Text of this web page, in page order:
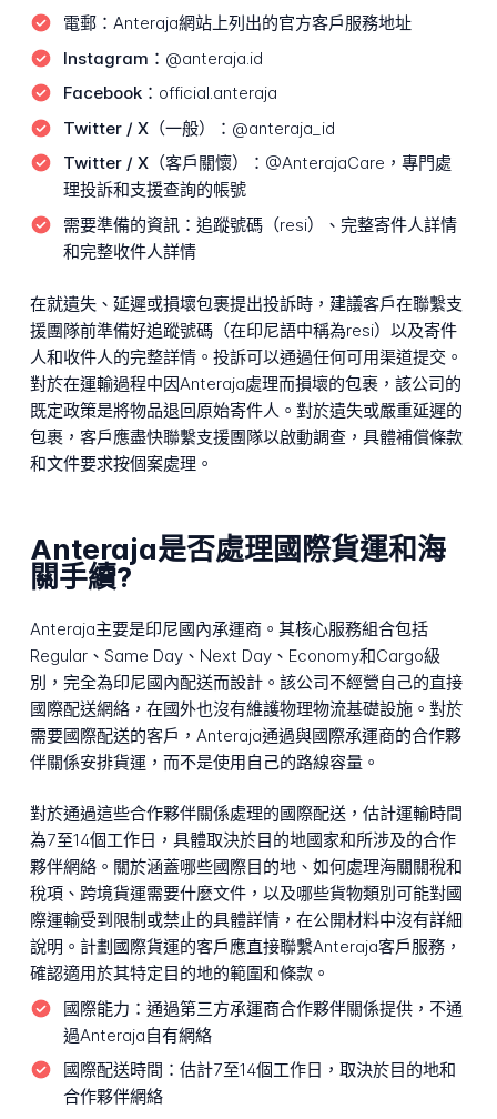
電郵： Anteraja網站上列出的官方客戶服務地址
Instagram： @anteraja.id
Facebook： official.anteraja
Twitter / X（一般）： @anteraja_id
Twitter / X（客戶關懷）： @AnterajaCare，專門處
理投訴和支援查詢的帳號
需要準備的資訊： 追蹤號碼（resi）、完整寄件人詳情
和完整收件人詳情
在就遺失、延遲或損壞包裹提出投訴時，建議客戶在聯繫支
援團隊前準備好追蹤號碼（在印尼語中稱為resi）以及寄件
人和收件人的完整詳情。投訴可以通過任何可用渠道提交。
對於在運輸過程中因Anteraja處理而損壞的包裹，該公司的
既定政策是將物品退回原始寄件人。對於遺失或嚴重延遲的
包裹，客戶應盡快聯繫支援團隊以啟動調查，具體補償條款
和文件要求按個案處理。
Anteraja是否處理國際貨運和海
關手續?
Anteraja主要是印尼國內承運商。其核心服務組合包括
Regular、Same Day、Next Day、Economy和Cargo級
別，完全為印尼國內配送而設計。該公司不經營自己的直接
國際配送網絡，在國外也沒有維護物理物流基礎設施。對於
需要國際配送的客戶，Anteraja通過與國際承運商的合作夥
伴關係安排貨運，而不是使用自己的路線容量。
對於通過這些合作夥伴關係處理的國際配送，估計運輸時間
為7至14個工作日，具體取決於目的地國家和所涉及的合作
夥伴網絡。關於涵蓋哪些國際目的地、如何處理海關關稅和
稅項、跨境貨運需要什麼文件，以及哪些貨物類別可能對國
際運輸受到限制或禁止的具體詳情，在公開材料中沒有詳細
說明。計劃國際貨運的客戶應直接聯繫Anteraja客戶服務，
確認適用於其特定目的地的範圍和條款。
國際能力： 通過第三方承運商合作夥伴關係提供，不通
過Anteraja自有網絡
國際配送時間： 估計7至14個工作日，取決於目的地和
合作夥伴網絡